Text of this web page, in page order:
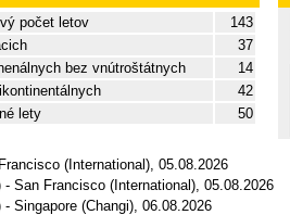
počet letov
143
37
bez vnútroštátnych
14
42
lety
50
(International), 05.08.2026
San Francisco (International), 05.08.2026
Singapore (Changi), 06.08.2026